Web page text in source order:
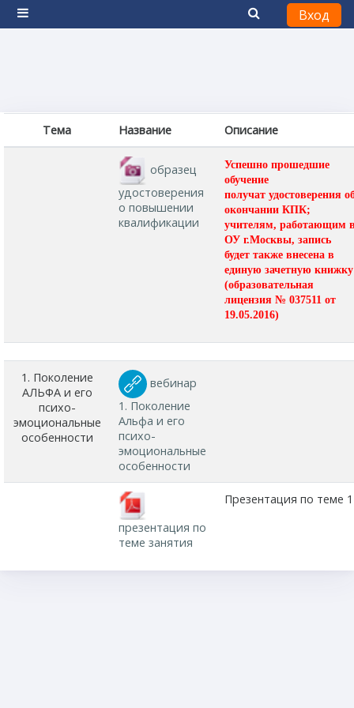
Боковая панель
Вход
Тема Название Описание
образец
удостоверения
о повышении
квалификации
Успешно прошедшие
обучение
получатудостоверения
окончании КПК;
учителям, работающим
ОУ г.Москвы, запись
будет также внесена в
единую зачетную книжку
(образовательная
лицензия № 037511 от
19.05.2016)
1. Поколение
АЛЬФА и его
психо-
эмоциональные
особенности
вебинар
1. Поколение
Альфа и его
психо-
эмоциональные
особенности
презентация по
теме занятия
Презентация по теме 1